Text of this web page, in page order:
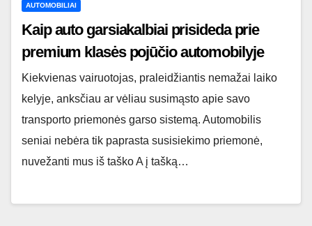
AUTOMOBILIAI
Kaip auto garsiakalbiai prisideda prie
premium klasės pojūčio automobilyje
Kiekvienas vairuotojas, praleidžiantis nemažai laiko
kelyje, anksčiau ar vėliau susimąsto apie savo
transporto priemonės garso sistemą. Automobilis
seniai nebėra tik paprasta susisiekimo priemonė,
nuvežanti mus iš taško A į tašką…